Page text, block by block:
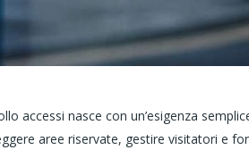
accessi nasce con un’esigenza
aree riservate, gestire visitatori e